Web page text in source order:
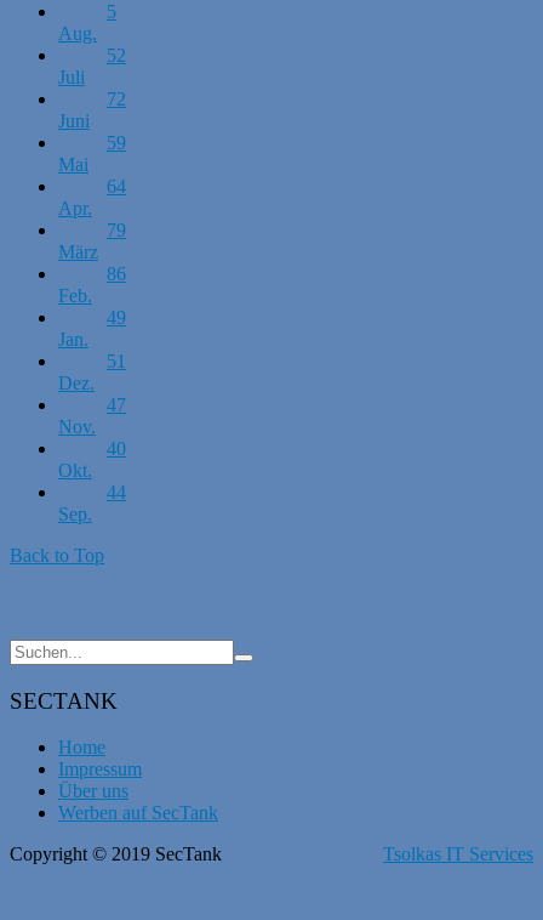
5
Aug.
52
Juli
72
Juni
59
Mai
64
Apr.
79
März
86
Feb.
49
Jan.
51
Dez.
47
Nov.
40
Okt.
44
Sep.
Back to Top
SECTANK
Home
Impressum
Über uns
Werben auf SecTank
Copyright © 2019 SecTank
Tsolkas IT Services